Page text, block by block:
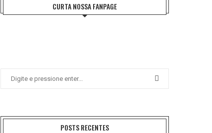
CURTA NOSSA FANPAGE
POSTS RECENTES